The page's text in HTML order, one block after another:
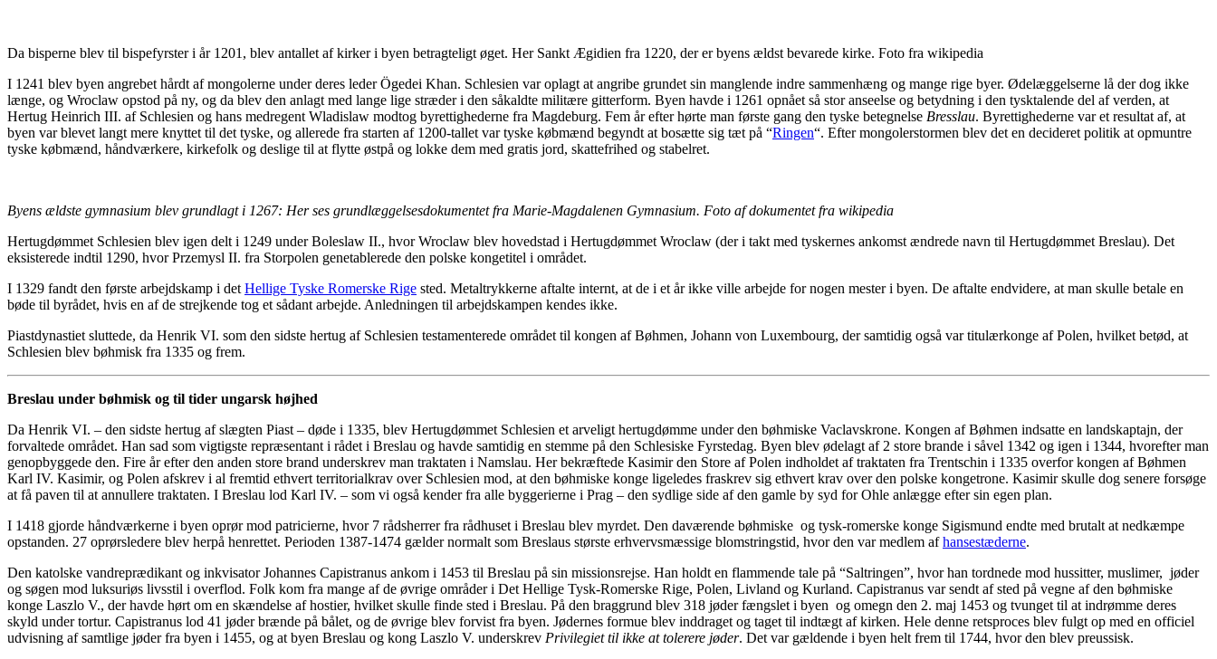
Da bisperne blev til bispefyrster i år 1201, blev antallet af kirker i byen betragteligt øget. Her Sankt Ægidien fra 1220, der er byens ældst bevarede kirke. Foto fra wikipedia
I 1241 blev byen angrebet hårdt af mongolerne under deres leder Ögedei Khan. Schlesien var oplagt at angribe grundet sin manglende indre sammenhæng og mange rige byer. Ødelæggelserne lå der dog ikke
længe, og Wroclaw opstod på ny, og da blev den anlagt med lange lige stræder i den såkaldte militære gitterform. Byen havde i 1261 opnået så stor anseelse og betydning i den tysktalende del af verden, at
Hertug Heinrich III. af Schlesien og hans medregent Wladislaw modtog byrettighederne fra Magdeburg. Fem år efter hørte man første gang den tyske betegnelse Bresslau. Byrettighederne var et resultat af, at
byen var blevet langt mere knyttet til det tyske, og allerede fra starten af 1200-tallet var tyske købmænd begyndt at bosætte sig tæt på “Ringen“. Efter mongolerstormen blev det en decideret politik at opmuntre
tyske købmænd, håndværkere, kirkefolk og deslige til at flytte østpå og lokke dem med gratis jord, skattefrihed og stabelret.
Byens ældste gymnasium blev grundlagt i 1267: Her ses grundlæggelsesdokumentet fra Marie-Magdalenen Gymnasium. Foto af dokumentet fra wikipedia
Hertugdømmet Schlesien blev igen delt i 1249 under Boleslaw II., hvor Wroclaw blev hovedstad i Hertugdømmet Wroclaw (der i takt med tyskernes ankomst ændrede navn til Hertugdømmet Breslau). Det
eksisterede indtil 1290, hvor Przemysl II. fra Storpolen genetablerede den polske kongetitel i området.
I 1329 fandt den første arbejdskamp i det Hellige Tyske Romerske Rige sted. Metaltrykkerne aftalte internt, at de i et år ikke ville arbejde for nogen mester i byen. De aftalte endvidere, at man skulle betale en
bøde til byrådet, hvis en af de strejkende tog et sådant arbejde. Anledningen til arbejdskampen kendes ikke.
Piastdynastiet sluttede, da Henrik VI. som den sidste hertug af Schlesien testamenterede området til kongen af Bøhmen, Johann von Luxembourg, der samtidig også var titulærkonge af Polen, hvilket betød, at
Schlesien blev bøhmisk fra 1335 og frem.
Breslau under bøhmisk og til tider ungarsk højhed
Da Henrik VI. – den sidste hertug af slægten Piast – døde i 1335, blev Hertugdømmet Schlesien et arveligt hertugdømme under den bøhmiske Vaclavskrone. Kongen af Bøhmen indsatte en landskaptajn, der
forvaltede området. Han sad som vigtigste repræsentant i rådet i Breslau og havde samtidig en stemme på den Schlesiske Fyrstedag. Byen blev ødelagt af 2 store brande i såvel 1342 og igen i 1344, hvorefter man
genopbyggede den. Fire år efter den anden store brand underskrev man traktaten i Namslau. Her bekræftede Kasimir den Store af Polen indholdet af traktaten fra Trentschin i 1335 overfor kongen af Bøhmen
Karl IV. Kasimir, og Polen afskrev i al fremtid ethvert territorialkrav over Schlesien mod, at den bøhmiske konge ligeledes fraskrev sig ethvert krav over den polske kongetrone. Kasimir skulle dog senere forsøge
at få paven til at annullere traktaten. I Breslau lod Karl IV. – som vi også kender fra alle byggerierne i Prag – den sydlige side af den gamle by syd for Ohle anlægge efter sin egen plan.
I 1418 gjorde håndværkerne i byen oprør mod patricierne, hvor 7 rådsherrer fra rådhuset i Breslau blev myrdet. Den daværende bøhmiske og tysk-romerske konge Sigismund endte med brutalt at nedkæmpe
opstanden. 27 oprørsledere blev herpå henrettet. Perioden 1387-1474 gælder normalt som Breslaus største erhvervsmæssige blomstringstid, hvor den var medlem afhansestæderne.
Den katolske vandreprædikant og inkvisator Johannes Capistranus ankom i 1453 til Breslau på sin missionsrejse. Han holdt en flammende tale på “Saltringen”, hvor han tordnede mod hussitter, muslimer, jøder
og søgen mod luksuriøs livsstil i overflod. Folk kom fra mange af de øvrige områder i Det Hellige Tysk-Romerske Rige, Polen, Livland og Kurland. Capistranus var sendt af sted på vegne af den bøhmiske
konge Laszlo V., der havde hørt om en skændelse af hostier, hvilket skulle finde sted i Breslau. På den braggrund blev 318 jøder fængslet i byen og omegn den 2. maj 1453 og tvunget til at indrømme deres
skyld under tortur. Capistranus lod 41 jøder brænde på bålet, og de øvrige blev forvist fra byen. Jødernes formue blev inddraget og taget til indtægt af kirken. Hele denne retsproces blev fulgt op med en officiel
udvisning af samtlige jøder fra byen i 1455, og at byen Breslau og kong Laszlo V. underskrev Privilegiet til ikke at tolerere jøder. Det var gældende i byen helt frem til 1744, hvor den blev preussisk.